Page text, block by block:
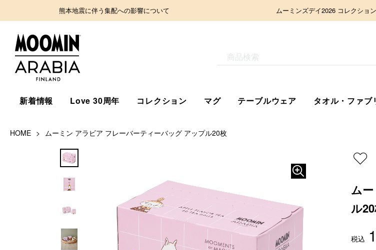
熊本地震に伴う集配への影響について ムーミンズデイ2026 コレクショ
新着情報 Love 30周年 コレクション マグ テーブルウェア タオル・ファブ
HOME ムーミン アラビア フレーバーティーバッグ アップル20枚
ム
ル
税込